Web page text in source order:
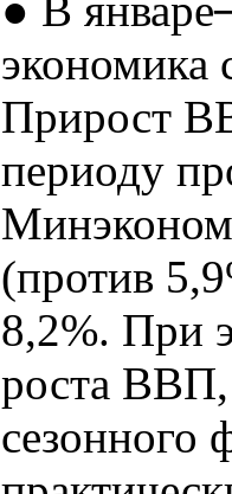
экономика
Прирост
периоду
(против
8,2%. При
роста ВВП,
сезонного